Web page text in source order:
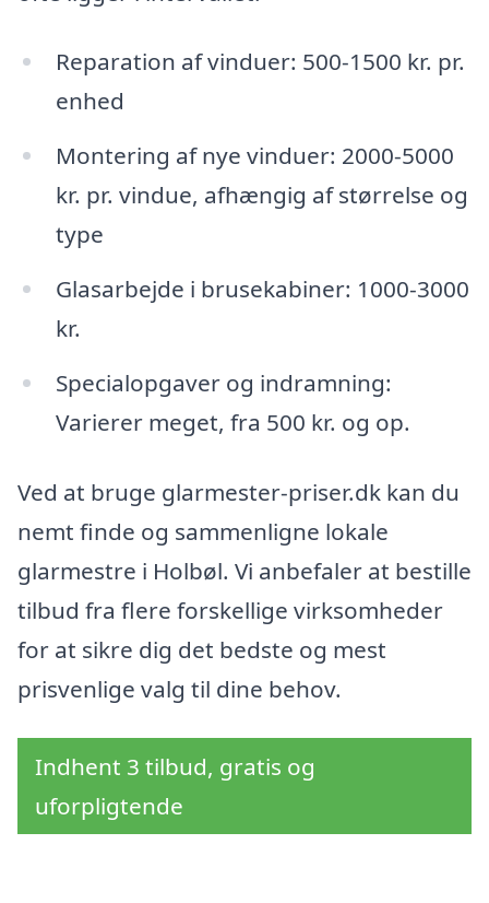
Reparation af vinduer: 500-1500 kr. pr.
enhed
Montering af nye vinduer: 2000-5000
kr. pr. vindue, afhængig af størrelse og
type
Glasarbejde i brusekabiner: 1000-3000
kr.
Specialopgaver og indramning:
Varierer meget, fra 500 kr. og op.
Ved at bruge glarmester-priser.dk kan du
nemt finde og sammenligne lokale
glarmestre i Holbøl. Vi anbefaler at bestille
tilbud fra flere forskellige virksomheder
for at sikre dig det bedste og mest
prisvenlige valg til dine behov.
Indhent 3 tilbud, gratis og
uforpligtende